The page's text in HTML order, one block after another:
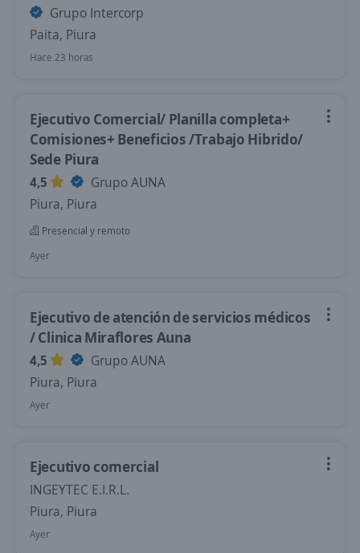
Grupo Intercorp
Paita, Piura
Hace 23 horas
Ejecutivo Comercial/ Planilla completa+
Comisiones+ Beneficios /Trabajo Hibrido/
Sede Piura
4,5
Grupo AUNA
Piura, Piura
Presencial y remoto
Ayer
Ejecutivo de atención de servicios médicos
/ Clinica Miraflores Auna
4,5
Grupo AUNA
Piura, Piura
Ayer
Ejecutivo comercial
INGEYTEC E.I.R.L.
Piura, Piura
Ayer